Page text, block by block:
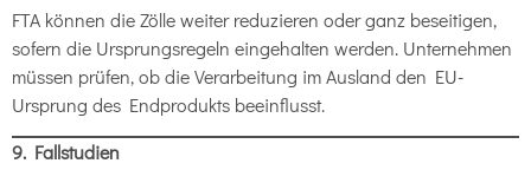
FTA können die Zölle weiter reduzieren oder ganz beseitigen,
sofern die Ursprungsregeln eingehalten werden. Unternehmen
müssen prüfen, ob die Verarbeitung im Ausland den EU-
Ursprung des Endprodukts beeinflusst.
9. Fallstudien